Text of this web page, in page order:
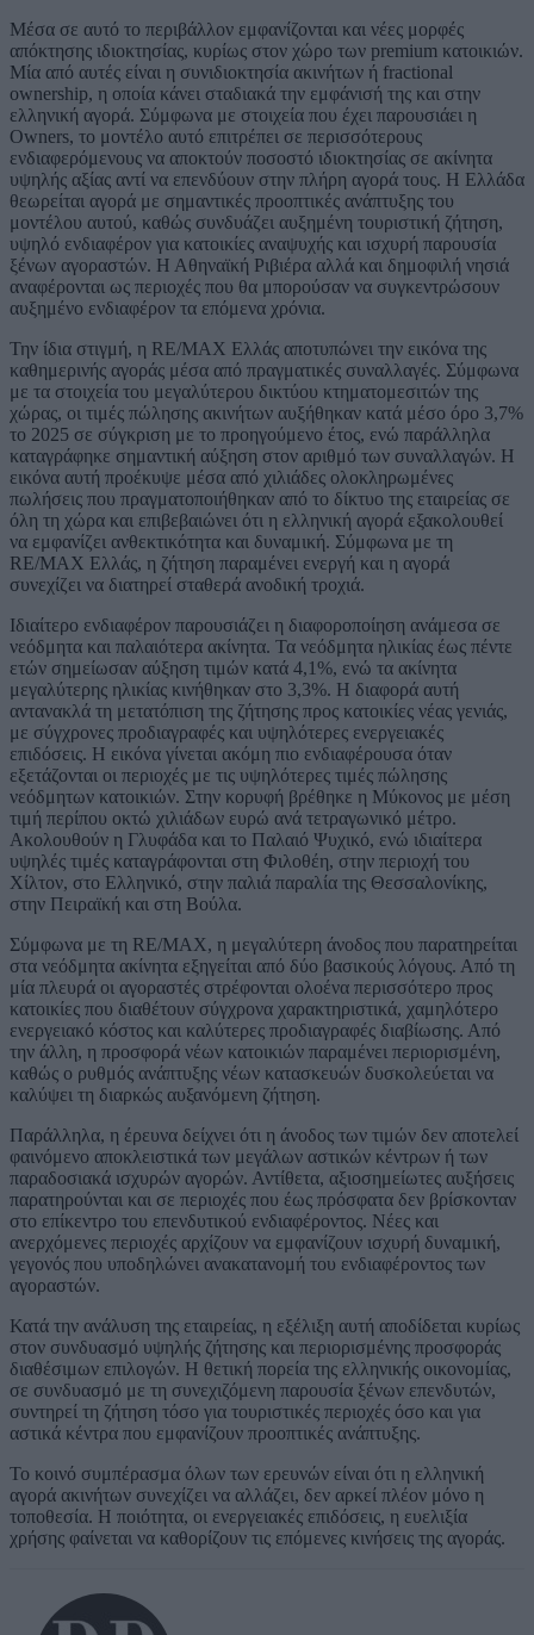
Μέσα σε αυτό το περιβάλλον εμφανίζονται και νέες μορφές
απόκτησης ιδιοκτησίας, κυρίως στον χώρο των premium κατοικιών.
Μία από αυτές είναι η συνιδιοκτησία ακινήτων ή fractional
ownership, η οποία κάνει σταδιακά την εμφάνισή της και στην
ελληνική αγορά. Σύμφωνα με στοιχεία που έχει παρουσιάει η
Owners, το μοντέλο αυτό επιτρέπει σε περισσότερους
ενδιαφερόμενους να αποκτούν ποσοστό ιδιοκτησίας σε ακίνητα
υψηλής αξίας αντί να επενδύουν στην πλήρη αγορά τους. Η Ελλάδα
θεωρείται αγορά με σημαντικές προοπτικές ανάπτυξης του
μοντέλου αυτού, καθώς συνδυάζει αυξημένη τουριστική ζήτηση,
υψηλό ενδιαφέρον για κατοικίες αναψυχής και ισχυρή παρουσία
ξένων αγοραστών. Η Αθηναϊκή Ριβιέρα αλλά και δημοφιλή νησιά
αναφέρονται ως περιοχές που θα μπορούσαν να συγκεντρώσουν
αυξημένο ενδιαφέρον τα επόμενα χρόνια.
Την ίδια στιγμή, η RE/MAX Ελλάς αποτυπώνει την εικόνα της
καθημερινής αγοράς μέσα από πραγματικές συναλλαγές. Σύμφωνα
με τα στοιχεία του μεγαλύτερου δικτύου κτηματομεσιτών της
χώρας, οι τιμές πώλησης ακινήτων αυξήθηκαν κατά μέσο όρο 3,7%
το 2025 σε σύγκριση με το προηγούμενο έτος, ενώ παράλληλα
καταγράφηκε σημαντική αύξηση στον αριθμό των συναλλαγών. Η
εικόνα αυτή προέκυψε μέσα από χιλιάδες ολοκληρωμένες
πωλήσεις που πραγματοποιήθηκαν από το δίκτυο της εταιρείας σε
όλη τη χώρα και επιβεβαιώνει ότι η ελληνική αγορά εξακολουθεί
να εμφανίζει ανθεκτικότητα και δυναμική. Σύμφωνα με τη
RE/MAX Ελλάς, η ζήτηση παραμένει ενεργή και η αγορά
συνεχίζει να διατηρεί σταθερά ανοδική τροχιά.
Ιδιαίτερο ενδιαφέρον παρουσιάζει η διαφοροποίηση ανάμεσα σε
νεόδμητα και παλαιότερα ακίνητα. Τα νεόδμητα ηλικίας έως πέντε
ετών σημείωσαν αύξηση τιμών κατά 4,1%, ενώ τα ακίνητα
μεγαλύτερης ηλικίας κινήθηκαν στο 3,3%. Η διαφορά αυτή
αντανακλά τη μετατόπιση της ζήτησης προς κατοικίες νέας γενιάς,
με σύγχρονες προδιαγραφές και υψηλότερες ενεργειακές
επιδόσεις. Η εικόνα γίνεται ακόμη πιο ενδιαφέρουσα όταν
εξετάζονται οι περιοχές με τις υψηλότερες τιμές πώλησης
νεόδμητων κατοικιών. Στην κορυφή βρέθηκε η Μύκονος με μέση
τιμή περίπου οκτώ χιλιάδων ευρώ ανά τετραγωνικό μέτρο.
Ακολουθούν η Γλυφάδα και το Παλαιό Ψυχικό, ενώ ιδιαίτερα
υψηλές τιμές καταγράφονται στη Φιλοθέη, στην περιοχή του
Χίλτον, στο Ελληνικό, στην παλιά παραλία της Θεσσαλονίκης,
στην Πειραϊκή και στη Βούλα.
Σύμφωνα με τη RE/MAX, η μεγαλύτερη άνοδος που παρατηρείται
στα νεόδμητα ακίνητα εξηγείται από δύο βασικούς λόγους. Από τη
μία πλευρά οι αγοραστές στρέφονται ολοένα περισσότερο προς
κατοικίες που διαθέτουν σύγχρονα χαρακτηριστικά, χαμηλότερο
ενεργειακό κόστος και καλύτερες προδιαγραφές διαβίωσης. Από
την άλλη, η προσφορά νέων κατοικιών παραμένει περιορισμένη,
καθώς ο ρυθμός ανάπτυξης νέων κατασκευών δυσκολεύεται να
καλύψει τη διαρκώς αυξανόμενη ζήτηση.
Παράλληλα, η έρευνα δείχνει ότι η άνοδος των τιμών δεν αποτελεί
φαινόμενο αποκλειστικά των μεγάλων αστικών κέντρων ή των
παραδοσιακά ισχυρών αγορών. Αντίθετα, αξιοσημείωτες αυξήσεις
παρατηρούνται και σε περιοχές που έως πρόσφατα δεν βρίσκονταν
στο επίκεντρο του επενδυτικού ενδιαφέροντος. Νέες και
ανερχόμενες περιοχές αρχίζουν να εμφανίζουν ισχυρή δυναμική,
γεγονός που υποδηλώνει ανακατανομή του ενδιαφέροντος των
αγοραστών.
Κατά την ανάλυση της εταιρείας, η εξέλιξη αυτή αποδίδεται κυρίως
στον συνδυασμό υψηλής ζήτησης και περιορισμένης προσφοράς
διαθέσιμων επιλογών. Η θετική πορεία της ελληνικής οικονομίας,
σε συνδυασμό με τη συνεχιζόμενη παρουσία ξένων επενδυτών,
συντηρεί τη ζήτηση τόσο για τουριστικές περιοχές όσο και για
αστικά κέντρα που εμφανίζουν προοπτικές ανάπτυξης.
Το κοινό συμπέρασμα όλων των ερευνών είναι ότι η ελληνική
αγορά ακινήτων συνεχίζει να αλλάζει, δεν αρκεί πλέον μόνο η
τοποθεσία. Η ποιότητα, οι ενεργειακές επιδόσεις, η ευελιξία
χρήσης φαίνεται να καθορίζουν τις επόμενες κινήσεις της αγοράς.